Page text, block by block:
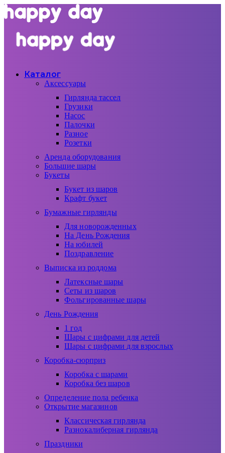
Каталог
Аксессуары
Гирлянда тассел
Грузики
Насос
Палочки
Разное
Розетки
Аренда оборудования
Большие шары
Букеты
Букет из шаров
Крафт букет
Бумажные гирлянды
Для новорожденных
На День Рождения
На юбилей
Поздравление
Выписка из роддома
Латексные шары
Сеты из шаров
Фольгированные шары
День Рождения
1 год
Шары с цифрами для детей
Шары с цифрами для взрослых
Коробка-сюрприз
Коробка с шарами
Коробка без шаров
Определение пола ребенка
Открытие магазинов
Классическая гирлянда
Разнокалиберная гирлянда
Праздники